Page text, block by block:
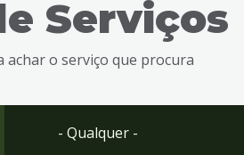
Serviços
o serviço que procura
- Qualquer -